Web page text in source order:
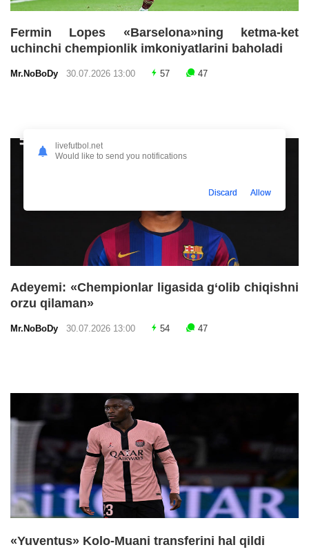
Fermin Lopes «Barselona»ning ketma-ket
uchinchi chempionlik imkoniyatlarini baholadi
Mr.NoBoDy 30.07.2026 13:00 57 47
Adeyemi: «Chempionlar ligasida g‘olib chiqishni
orzu qilaman»
Mr.NoBoDy 30.07.2026 13:00 54 47
«Yuventus» Kolo-Muani transferini hal qildi
livefutbol.net
Would like to send you notifications
Discard Allow